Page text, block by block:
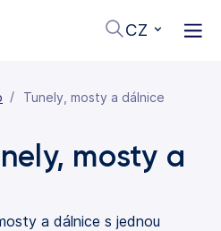
CZ
Tunely, mosty a dálnice
mosty a
a dálnice s jednou